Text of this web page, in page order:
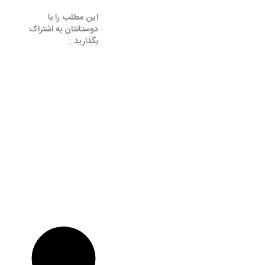
این مطلب را با
دوستانتان به اشتراک
بگذارید :